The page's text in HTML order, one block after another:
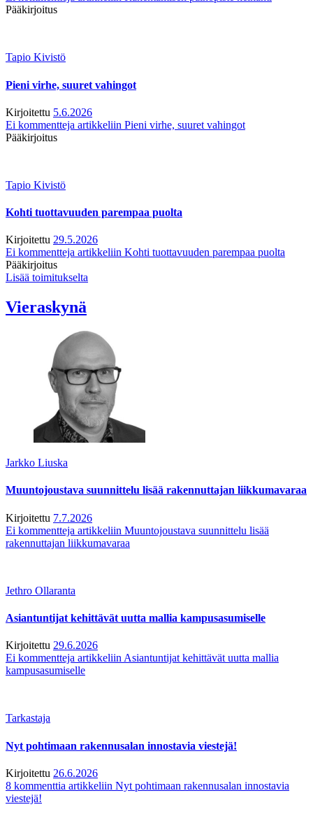
Pääkirjoitus
Tapio Kivistö
Pieni virhe, suuret vahingot
Kirjoitettu 5.6.2026
Ei kommentteja artikkeliin Pieni virhe, suuret vahingot
Pääkirjoitus
Tapio Kivistö
Kohti tuottavuuden parempaa puolta
Kirjoitettu 29.5.2026
Ei kommentteja artikkeliin Kohti tuottavuuden parempaa puolta
Pääkirjoitus
Lisää toimitukselta
Vieraskynä
Jarkko Liuska
Muuntojoustava suunnittelu lisää rakennuttajan liikkumavaraa
Kirjoitettu 7.7.2026
Ei kommentteja artikkeliin Muuntojoustava suunnittelu lisää
rakennuttajan liikkumavaraa
Jethro Ollaranta
Asiantuntijat kehittävät uutta mallia kampusasumiselle
Kirjoitettu 29.6.2026
Ei kommentteja artikkeliin Asiantuntijat kehittävät uutta mallia
kampusasumiselle
Tarkastaja
Nyt pohtimaan rakennusalan innostavia viestejä!
Kirjoitettu 26.6.2026
8 kommenttia artikkeliin Nyt pohtimaan rakennusalan innostavia
viestejä!